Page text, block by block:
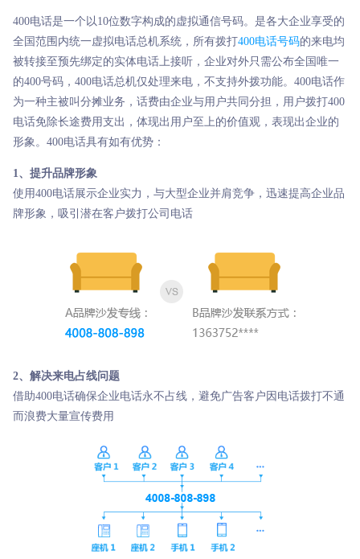
400电话是一个以10位数字构成的虚拟通信号码。是各大企业享受的
全国范围内统一虚拟电话总机系统，所有拨打400电话号码的来电均
被转接至预先绑定的实体电话上接听，企业对外只需公布全国唯一
的400号码，400电话总机仅处理来电，不支持外拨功能。400电话作
为一种主被叫分摊业务，话费由企业与用户共同分担，用户拨打400
电话免除长途费用支出，体现出用户至上的价值观，表现出企业的
形象。400电话具有如有优势：
1、提升品牌形象
使用400电话展示企业实力，与大型企业并肩竞争，迅速提高企业品
牌形象，吸引潜在客户拨打公司电话
2、解决来电占线问题
借助400电话确保企业电话永不占线，避免广告客户因电话拨打不通
而浪费大量宣传费用